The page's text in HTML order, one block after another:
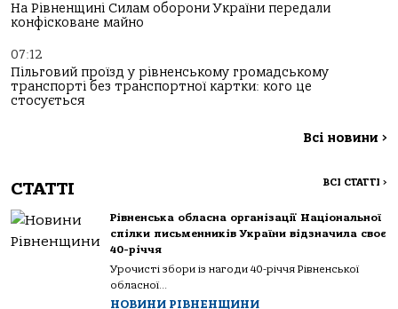
На Рівненщині Силам оборони України передали
конфісковане майно
07:12
Пільговий проїзд у рівненському громадському
транспорті без транспортної картки: кого це
стосується
Всі новини >
СТАТТІ ВСІ СТАТТІ >
Рівненська обласна організації Національної
спілки письменників України відзначила своє
40-річчя
Урочисті збори із нагоди 40-річчя Рівненської
обласної...
НОВИНИ РІВНЕНЩИНИ